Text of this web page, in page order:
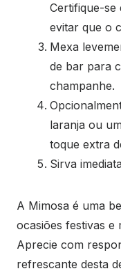
Certifique-
evitar que o
Mexa
de bar para
champanhe.
laranja ou
toque extra
Sirva
A Mimosa é uma
ocasiões festivas e
Aprecie com
refrescante desta